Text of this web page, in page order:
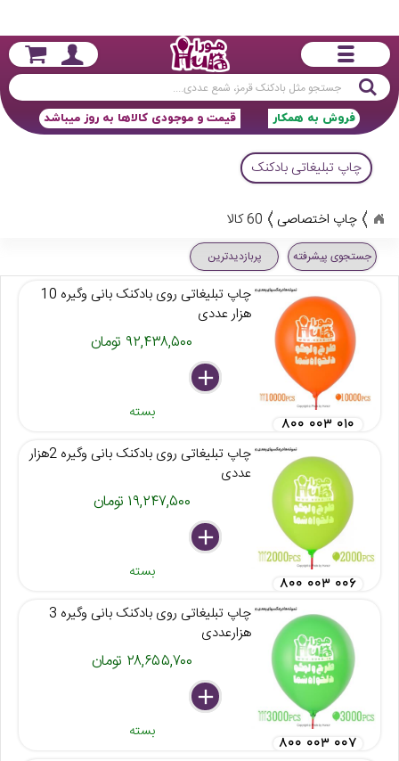
جستجو
قیمت و موجودی کالاها به روز میباشد فروش به همکار
چاپ تبلیغاتی بادکنک
چاپ اختصاصی 60 کالا
جستجوی پیشرفته پربازدیدترین
چاپ تبلیغاتی روی بادکنک بانی وگیره 10
هزار عددی
۹۲,۴۳۸,۵۰۰ تومان
delete
remove
add
بسته
۸۰۰ ۰۰۳ ۰۱۰
چاپ تبلیغاتی روی بادکنک بانی وگیره 2هزار
عددی
۱۹,۲۴۷,۵۰۰ تومان
delete
remove
add
بسته
۸۰۰ ۰۰۳ ۰۰۶
چاپ تبلیغاتی روی بادکنک بانی وگیره 3
هزارعددی
۲۸,۶۵۵,۷۰۰ تومان
delete
remove
add
بسته
۸۰۰ ۰۰۳ ۰۰۷